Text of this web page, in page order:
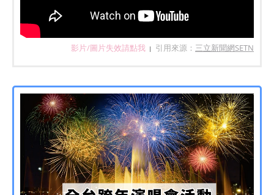
影片/圖片失效請點我 | 引用來源： 三立新聞網SETN